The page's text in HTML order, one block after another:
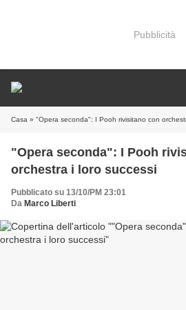
Pubblicità
Casa » "Opera seconda": I Pooh rivisitano con
"Opera seconda": I Pooh
orchestra i loro successi
Pubblicato su 13/10/PM 23:01
Da Marco Liberti